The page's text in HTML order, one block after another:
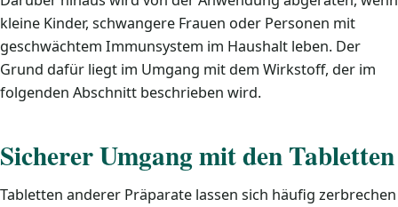
kleine Kinder, schwangere Frauen oder Personen mit
geschwächtem Immunsystem im Haushalt leben. Der
Grund dafür liegt im Umgang mit dem Wirkstoff, der im
folgenden Abschnitt beschrieben wird.
Sicherer Umgang mit den Tabletten
Tabletten anderer Präparate lassen sich häufig zerbrechen